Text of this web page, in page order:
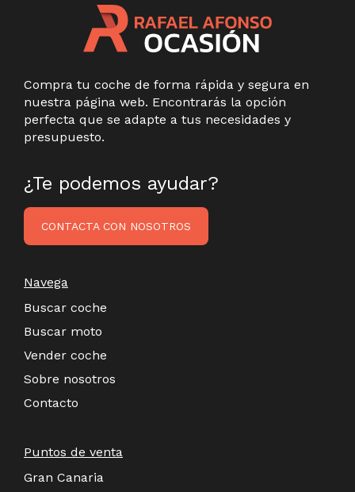
Compra tu coche de forma rápida y segura en
nuestra página web. Encontrarás la opción
perfecta que se adapte a tus necesidades y
presupuesto.
¿Te podemos ayudar?
CONTACTA CON NOSOTROS
Navega
Buscar coche
Buscar moto
Vender coche
Sobre nosotros
Contacto
Puntos de venta
Gran Canaria